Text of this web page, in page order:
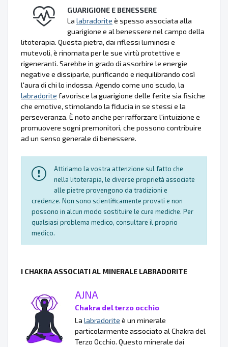
GUARIGIONE E BENESSERE
La labradorite è spesso associata alla
guarigione e al benessere nel campo della
litoterapia. Questa pietra, dai riflessi luminosi e
mutevoli, è rinomata per le sue virtù protettive e
rigeneranti. Sarebbe in grado di assorbire le energie
negative e dissiparle, purificando e riequilibrando così
l'aura di chi lo indossa. Agendo come uno scudo, la
labradorite favorisce la guarigione delle ferite sia fisiche
che emotive, stimolando la fiducia in se stessi e la
perseveranza. È noto anche per rafforzare l'intuizione e
promuovere sogni premonitori, che possono contribuire
ad un senso generale di benessere.
Attiriamo la vostra attenzione sul fatto che
nella litoterapia, le diverse proprietà associate
alle pietre provengono da tradizioni e
credenze. Non sono scientificamente provati e non
possono in alcun modo sostituire le cure mediche. Per
qualsiasi problema medico, consultare il proprio
medico.
I CHAKRA ASSOCIATI AL MINERALE LABRADORITE
AJNA
Chakra del terzo occhio
La labradorite è un minerale
particolarmente associato al Chakra del
Terzo Occhio. Questo minerale dai